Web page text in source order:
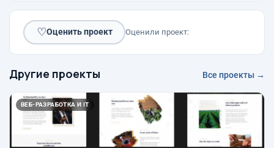
♡Оценить проект Оценили проект:
Другие проекты Все проекты →
ВЕБ-РАЗРАБОТКА И IT